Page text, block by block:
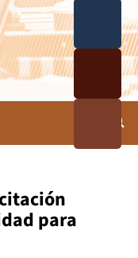
para
Profesio
a
Investig